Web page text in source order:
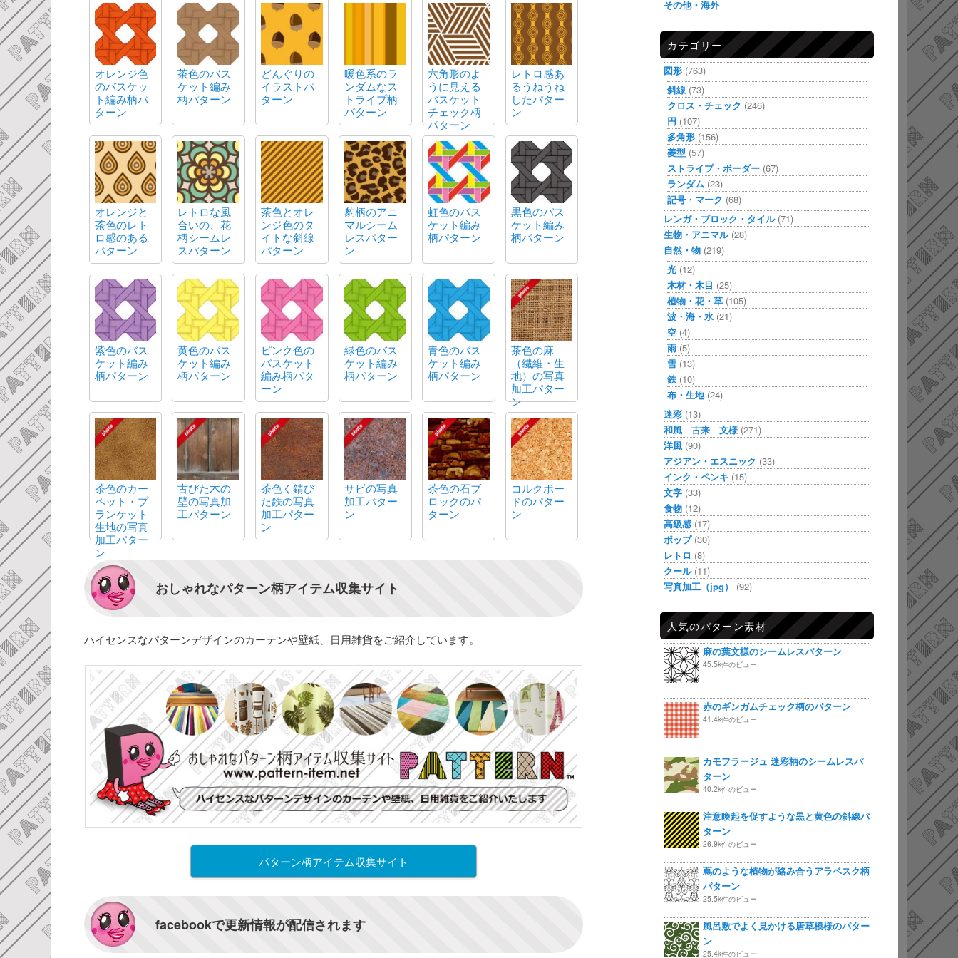
オレンジ色
のバスケッ
ト編み柄パ
ターン
茶色のバス
ケット編み
柄パターン
どんぐりの
イラストパ
ターン
暖色系のラ
ンダムなス
トライプ柄
パターン
六角形のよ
うに見える
バスケット
チェック柄
パターン
レトロ感あ
るうねうね
したパター
ン
オレンジと
茶色のレト
ロ感のある
パターン
レトロな風
合いの、花
柄シームレ
スパターン
茶色とオレ
ンジ色のタ
イトな斜線
パターン
豹柄のアニ
マルシーム
レスパター
ン
虹色のバス
ケット編み
柄パターン
黒色のバス
ケット編み
柄パターン
紫色のバス
ケット編み
柄パターン
黄色のバス
ケット編み
柄パターン
ピンク色の
バスケット
編み柄パタ
ーン
緑色のバス
ケット編み
柄パターン
青色のバス
ケット編み
柄パターン
茶色の麻
（繊維・生
地）の写真
加工パター
ン
茶色のカー
ペット・ブ
ランケット
生地の写真
加工パター
ン
古びた木の
壁の写真加
工パターン
茶色く錆び
た鉄の写真
加工パター
ン
サビの写真
加工パター
ン
茶色の石ブ
ロックのパ
ターン
コルクボー
ドのパター
ン
おしゃれなパターン柄アイテム収集サイト
ハイセンスなパターンデザインのカーテンや壁紙、日用雑貨をご紹介しています。
パターン柄アイテム収集サイト
facebookで更新情報が配信されます
その他・海外
カテゴリー
図形 (763)
斜線 (73)
クロス・チェック (246)
円 (107)
多角形 (156)
菱型 (57)
ストライプ・ボーダー (67)
ランダム (23)
記号・マーク (68)
レンガ・ブロック・タイル(71)
生物・アニマル(28)
自然・物 (219)
光 (12)
木材・木目 (25)
植物・花・草 (105)
波・海・水 (21)
空 (4)
雨 (5)
雪 (13)
鉄 (10)
布・生地(24)
迷彩 (13)
和風 古来 文様 (271)
洋風 (90)
アジアン・エスニック (33)
インク・ペンキ (15)
文字 (33)
食物 (12)
高級感 (17)
ポップ(30)
レトロ (8)
クール(11)
写真加工（jpg）
(92)
人気のパターン素材
麻の葉文様のシームレスパターン
45.5k件のビュー
赤のギンガムチェック柄のパターン
41.4k件のビュー
カモフラージュ 迷彩柄のシームレスパ
ターン
40.2k件のビュー
注意喚起を促すような黒と黄色の斜線パ
ターン
26.9k件のビュー
蔦のような植物が絡み合うアラベスク柄
パターン
25.5k件のビュー
風呂敷でよく見かける唐草模様のパター
ン
25.4k件のビュー